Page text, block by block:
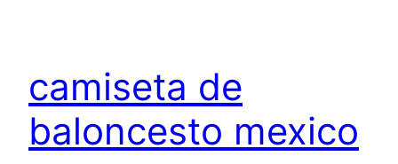
camiseta de
baloncesto mexico